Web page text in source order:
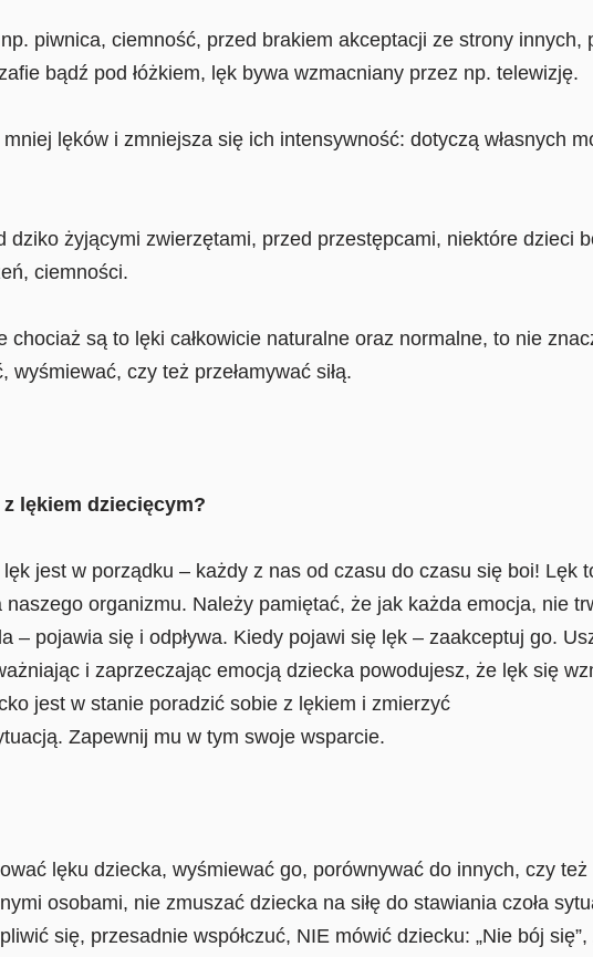
piwnica, ciemność, przed brakiem akceptacji ze strony innych,
bądź pod łóżkiem, lęk bywa wzmacniany przez np. telewizję.
lęków i zmniejsza się ich intensywność: dotyczą własnych
dziko żyjącymi zwierzętami, przed przestępcami, niektóre dzieci
ciemności.
chociaż są to lęki całkowicie naturalne oraz normalne, to nie
wyśmiewać, czy też przełamywać siłą.
lękiem dziecięcym?
jest w porządku – każdy z nas od czasu do czasu się boi! Lęk
naszego organizmu. Należy pamiętać, że jak każda emocja, nie
– pojawia się i odpływa. Kiedy pojawi się lęk – zaakceptuj go.
i zaprzeczając emocją dziecka powodujesz, że lęk się
jest w stanie poradzić sobie z lękiem i zmierzyć
Zapewnij mu w tym swoje wsparcie.
lęku dziecka, wyśmiewać go, porównywać do innych, czy też
osobami, nie zmuszać dziecka na siłę do stawiania czoła
się, przesadnie współczuć, NIE mówić dziecku: „Nie bój się”,